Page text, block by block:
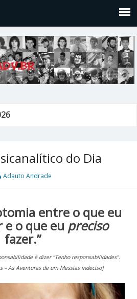
do Dia
Adauto Andrade
entre o que eu
o que eu preciso
fazer.”
é dizer “Tenho responsabilidades”.
– As Aventuras de um Messias indeciso]